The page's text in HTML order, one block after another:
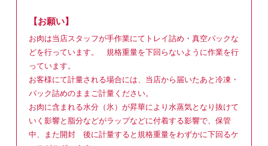
【お願い】
お肉は当店スタッフが手作業にてトレイ詰め・真空パックな
どを行っています。 規格重量を下回らないように作業を行
っています。
お客様にて計量される場合には、当店から届いたあと冷凍・
パック詰めのままご計量ください。
お肉に含まれる水分（氷）が昇華により水蒸気となり抜けて
いく影響と脂分などがラップなどに付着する影響で、保管
中、また開封 後に計量すると規格重量をわずかに下回るケ